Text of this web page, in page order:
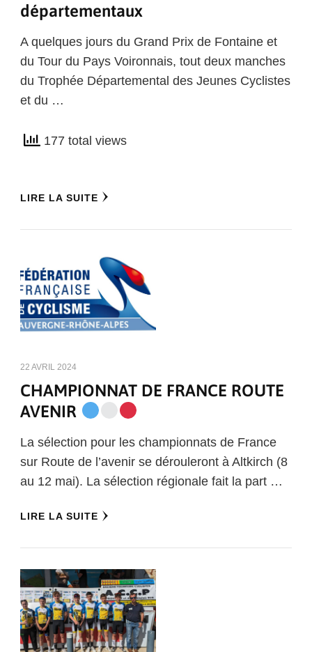
départementaux
A quelques jours du Grand Prix de Fontaine et
du Tour du Pays Voironnais, tout deux manches
du Trophée Départemental des Jeunes Cyclistes
et du …
177 total views
LIRE LA SUITE
22 AVRIL 2024
CHAMPIONNAT DE FRANCE ROUTE
AVENIR
La sélection pour les championnats de France
sur Route de l’avenir se dérouleront à Altkirch (8
au 12 mai). La sélection régionale fait la part …
LIRE LA SUITE